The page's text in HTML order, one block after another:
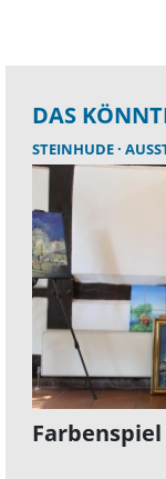
DAS
STEINHUDE